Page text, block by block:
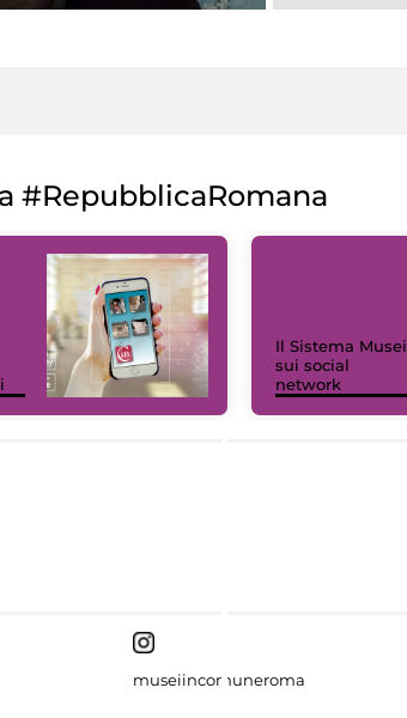
#RepubblicaRomana
Il Sistema Musei
sui social
network
museiincomuneroma